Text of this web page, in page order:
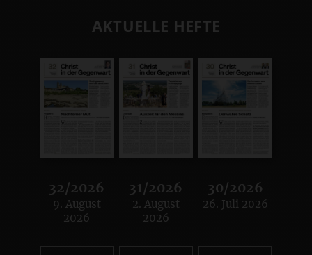
AKTUELLE HEFTE
32/2026
:
9. August
2026
31/2026
:
2. August
2026
30/2026
:
26. Juli 2026